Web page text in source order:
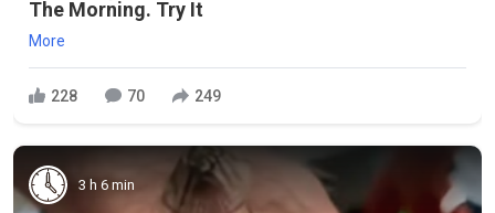
The Morning. Try It
More
228 70 249
3 h 6 min